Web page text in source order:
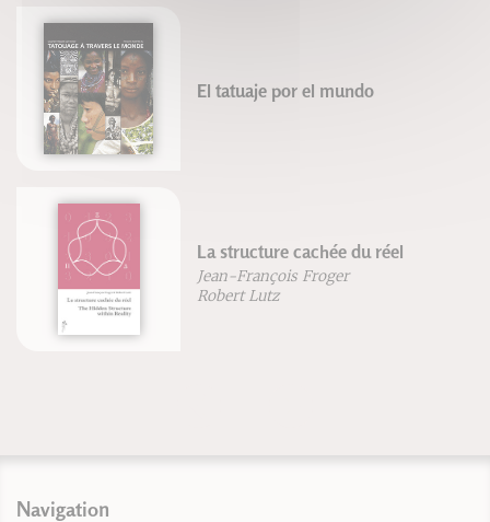
El tatuaje por el mundo
La structure cachée du réel
Jean-François Froger
Robert Lutz
Navigation